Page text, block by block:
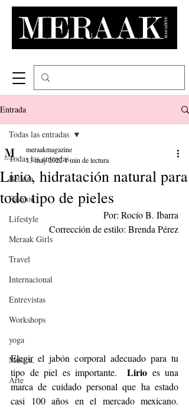
Entrada
Todas las entradas
Belleza
Fashion
Lifestyle
Meraak Girls
Travel
Internacional
Entrevistas
Workshops
yoga
Música.
Arte
Todas las entradas
Lirio, hidratación natural para
todo tipo de pieles
meraakmagazine
13 may 20221 min de lectura
Por: Rocío B. Ibarra
Corrección de estilo: Brenda Pérez
Elegir el jabón corporal adecuado para tu
tipo de piel es importante. Lirio es una
marca de cuidado personal que ha estado
casi 100 años en el mercado mexicano.